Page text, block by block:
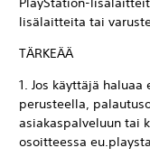
lisälaitteita tai
TÄRKEÄÄ
1. Jos käyttäjä
perusteella,
asiakaspalveluun tai
osoitteessa